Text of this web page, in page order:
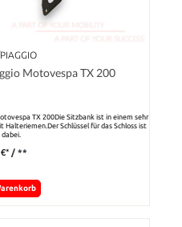
Motovespa TX 200
TX 200Die Sitzbank ist in einem sehr
Schlüssel für das Schloss ist
/ **